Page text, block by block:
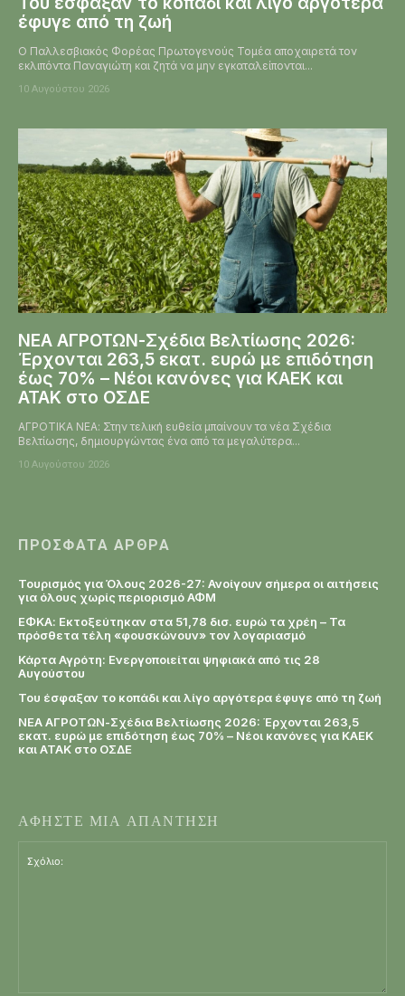
έφυγε από τη ζωή
Ο Παλλεσβιακός Φορέας Πρωτογενούς Τομέα αποχαιρετά τον
εκλιπόντα Παναγιώτη και ζητά να μην εγκαταλείπονται...
10 Αυγούστου 2026
ΝΕΑ ΑΓΡΟΤΩΝ-Σχέδια Βελτίωσης 2026:
Έρχονται 263,5 εκατ. ευρώ με επιδότηση
έως 70% – Νέοι κανόνες για ΚΑΕΚ και
ΑΤΑΚ στο ΟΣΔΕ
ΑΓΡΟΤΙΚΑ ΝΕΑ: Στην τελική ευθεία μπαίνουν τα νέα Σχέδια
Βελτίωσης, δημιουργώντας ένα από τα μεγαλύτερα...
10 Αυγούστου 2026
ΠΡΌΣΦΑΤΑ ΆΡΘΡΑ
Τουρισμός για Όλους 2026-27: Ανοίγουν σήμερα οι αιτήσεις
για όλους χωρίς περιορισμό ΑΦΜ
ΕΦΚΑ: Εκτοξεύτηκαν στα 51,78 δισ. ευρώ τα χρέη – Τα
πρόσθετα τέλη «φουσκώνουν» τον λογαριασμό
Κάρτα Αγρότη: Ενεργοποιείται ψηφιακά από τις 28
Αυγούστου
Του έσφαξαν το κοπάδι και λίγο αργότερα έφυγε από τη ζωή
ΝΕΑ ΑΓΡΟΤΩΝ-Σχέδια Βελτίωσης 2026: Έρχονται 263,5
εκατ. ευρώ με επιδότηση έως 70% – Νέοι κανόνες για ΚΑΕΚ
και ΑΤΑΚ στο ΟΣΔΕ
ΑΦΗΣΤΕ ΜΙΑ ΑΠΑΝΤΗΣΗ